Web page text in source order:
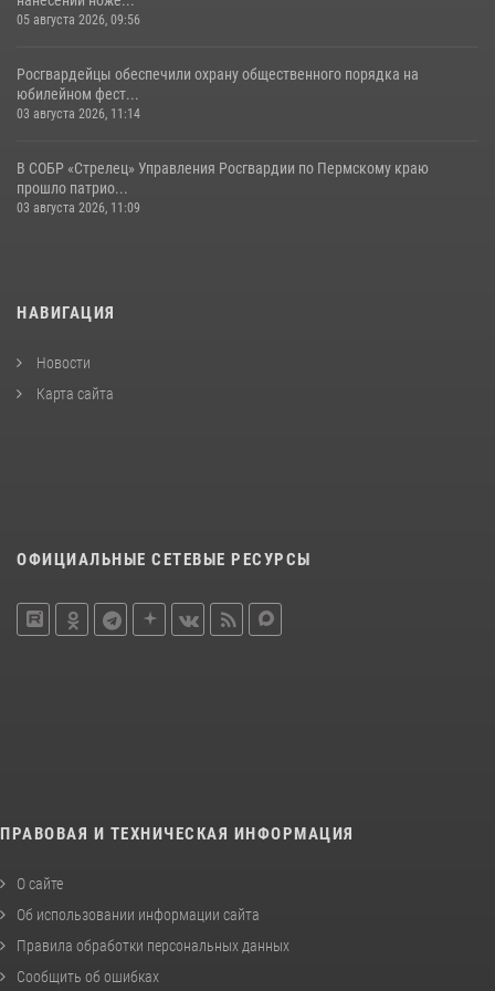
05 августа 2026, 09:56
Росгвардейцы обеспечили охрану общественного порядка на
юбилейном фест...
03 августа 2026, 11:14
В СОБР «Стрелец» Управления Росгвардии по Пермскому краю
прошло патрио...
03 августа 2026, 11:09
НАВИГАЦИЯ
Новости
Карта сайта
ОФИЦИАЛЬНЫЕ СЕТЕВЫЕ РЕСУРСЫ
ПРАВОВАЯ И ТЕХНИЧЕСКАЯ ИНФОРМАЦИЯ
О сайте
Об использовании информации сайта
Правила обработки персональных данных
Сообщить об ошибках